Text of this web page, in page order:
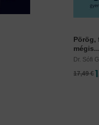
Pörög,
mégis...
Dr. Sófi
17,49 €